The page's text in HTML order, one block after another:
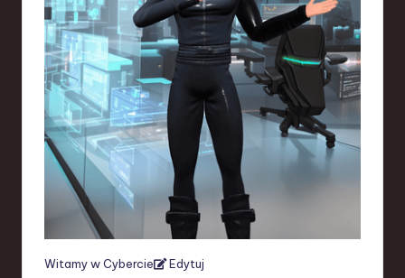
Witamy w Cybercie Edytuj